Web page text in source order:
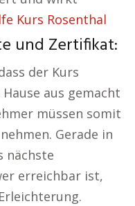
Kurs Rosenthal
und Zertifikat:
der Kurs
aus gemacht
müssen somit
Gerade in
nächste
erreichbar ist,